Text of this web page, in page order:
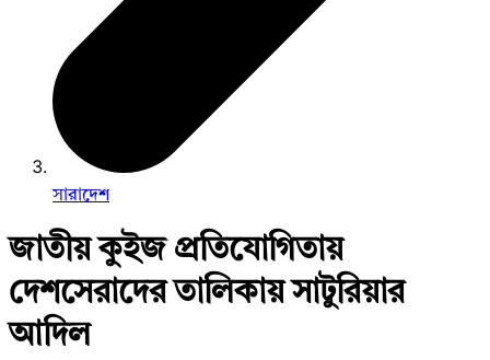
সারাদেশ
জাতীয় কুইজ প্রতিযোগিতায়
দেশসেরাদের তালিকায় সাটুরিয়ার
আদিল